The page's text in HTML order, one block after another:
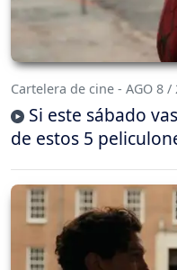
Cartelera de cine - AGO 8 /
Si este sábado
de estos 5